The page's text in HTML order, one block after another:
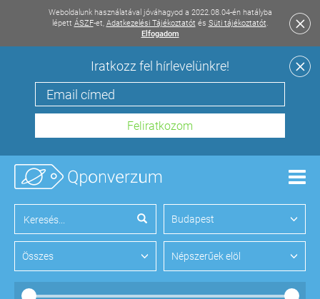
Weboldalunk használatával jóváhagyod a 2022.08.04-én hatályba
lépett ÁSZF-et, Adatkezelési Tájékoztatót és Süti tájékoztatót.
Elfogadom
Iratkozz fel hírlevelünkre!
Budapest
Összes Népszerűek elöl